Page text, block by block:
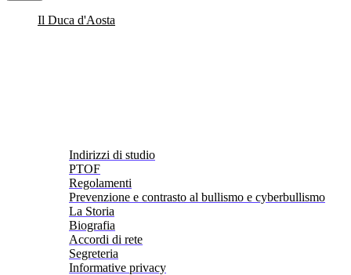
Il Duca d'Aosta
Indirizzi di studio
PTOF
Regolamenti
Prevenzione e contrasto al bullismo e cyberbullismo
La Storia
Biografia
Accordi di rete
Segreteria
Informative privacy